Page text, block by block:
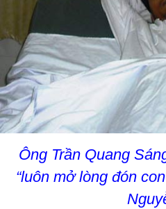
Ông Trần Quang
“luôn mở lòng đón